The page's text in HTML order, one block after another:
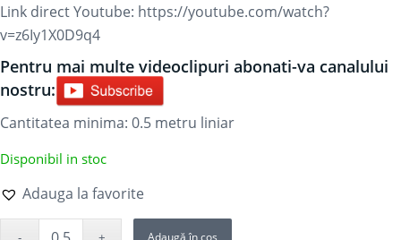
Link direct Youtube: https://youtube.com/watch?
v=z6Iy1X0D9q4
Pentru mai multe videoclipuri abonati-va canalului
nostru:
Cantitatea minima: 0.5 metru liniar
Disponibil in stoc
Adauga la favorite
Adaugă în coș